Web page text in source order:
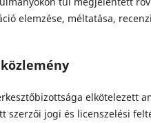
elemzése, méltatása,
elkötelezett
szerzői jogi és licenszelési